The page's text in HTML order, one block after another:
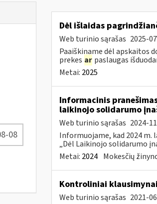
Dėl išlaidas
Web turinio sąrašas 2025-
Paaiškiname dėl apskaitos
prekes ar paslaugas
Metai: 2025
Informacinis
laikinojo solidarumo
Web turinio sąrašas 2024-
Informuojame, kad 2024 m.
„Dėl Laikinojo solidarumo
Metai: 2024 Mokesčių
Kontroliniai klausimynai
Web turinio sąrašas 2021-